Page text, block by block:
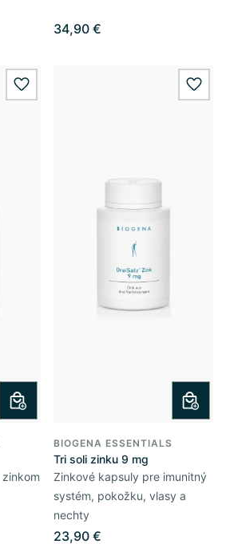
34,90 €
wishlist.add
BIOGENA ESSENTIALS
Tri soli zinku 9 mg
Zinkové kapsuly pre imunitný
systém, pokožku, vlasy a
nechty
23,90 €